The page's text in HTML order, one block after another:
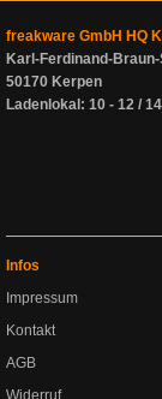
freakware GmbH HQ
Karl-Ferdinand-Braun-
50170 Kerpen
Ladenlokal: 10 - 12 /
Infos
Impressum
Kontakt
AGB
Widerruf